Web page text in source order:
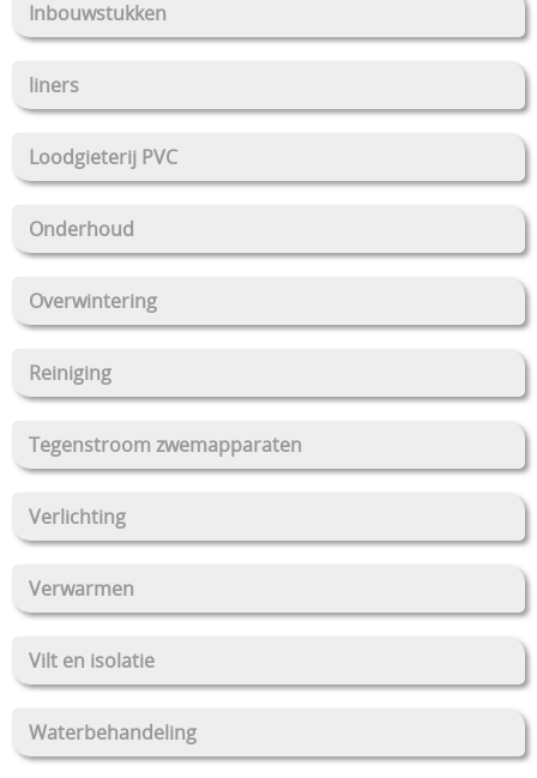
Inbouwstukken
liners
Loodgieterij PVC
Onderhoud
Overwintering
Reiniging
Tegenstroom zwemapparaten
Verlichting
Verwarmen
Vilt en isolatie
Waterbehandeling